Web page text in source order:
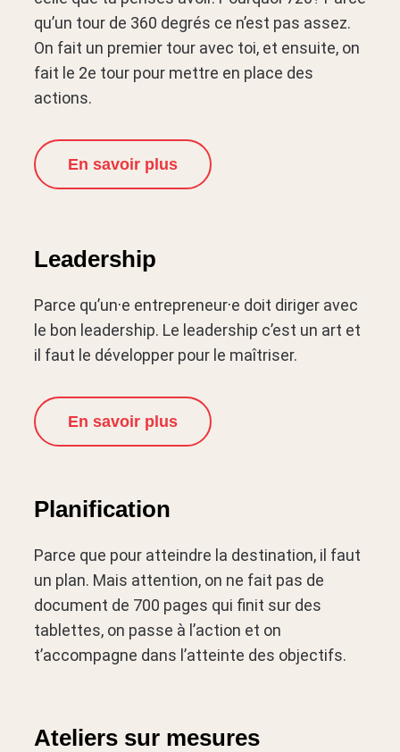
qu’un tour de 360 degrés ce n’est pas assez.
On fait un premier tour avec toi, et ensuite, on
fait le 2e tour pour mettre en place des
actions.
En savoir plus
Leadership
Parce qu’un·e entrepreneur·e doit diriger avec
le bon leadership. Le leadership c’est un art et
il faut le développer pour le maîtriser.
En savoir plus
Planification
Parce que pour atteindre la destination, il faut
un plan. Mais attention, on ne fait pas de
document de 700 pages qui finit sur des
tablettes, on passe à l’action et on
t’accompagne dans l’atteinte des objectifs.
Ateliers sur mesures